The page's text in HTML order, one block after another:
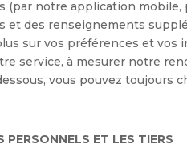
(par notre application
et des renseignements
sur vos préférences et
service, à mesurer notre
vous pouvez toujours
PERSONNELS ET LES TIERS